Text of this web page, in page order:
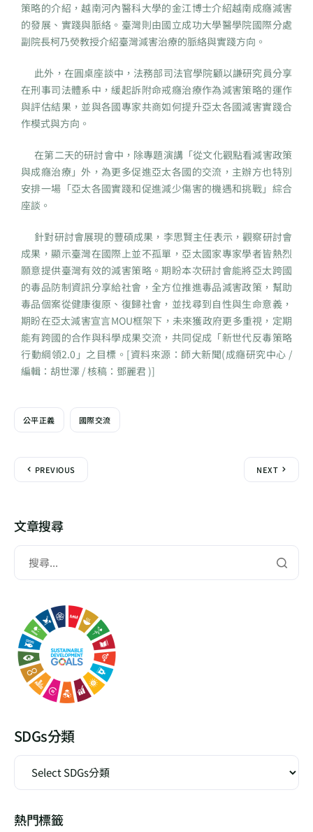
策略的介紹，越南河內醫科大學的金江博士介紹越南成癮減害
的發展、實踐與脈絡。臺灣則由國立成功大學醫學院國際分處
副院長柯乃熒教授介紹臺灣減害治療的脈絡與實踐方向。
此外，在圓桌座談中，法務部司法官學院顧以謙研究員分享
在刑事司法體系中，緩起訴附命戒癮治療作為減害策略的運作
與評估結果，並與各國專家共商如何提升亞太各國減害實踐合
作模式與方向。
在第二天的研討會中，除專題演講「從文化觀點看減害政策
與成癮治療」外，為更多促進亞太各國的交流，主辦方也特別
安排一場「亞太各國實踐和促進減少傷害的機遇和挑戰」綜合
座談。
針對研討會展現的豐碩成果，李思賢主任表示，觀察研討會
成果，顯示臺灣在國際上並不孤單，亞太國家專家學者皆熱烈
願意提供臺灣有效的減害策略。期盼本次研討會能將亞太跨國
的毒品防制資訊分享給社會，全方位推進毒品減害政策，幫助
毒品個案從健康復原、復歸社會，並找尋到自性與生命意義，
期盼在亞太減害宣言MOU框架下，未來獲政府更多重視，定期
能有跨國的合作與科學成果交流，共同促成「新世代反毒策略
行動綱領2.0」之目標。[資料來源：師大新聞(成癮研究中心 /
編輯：胡世澤 / 核稿：鄧麗君 )]
公平正義 國際交流
PREVIOUS NEXT
文章搜尋
SDGs分類
熱門標籤